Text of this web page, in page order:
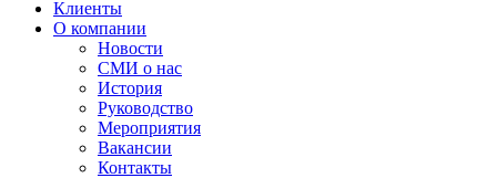
Клиенты
О компании
Новости
СМИ о нас
История
Руководство
Мероприятия
Вакансии
Контакты